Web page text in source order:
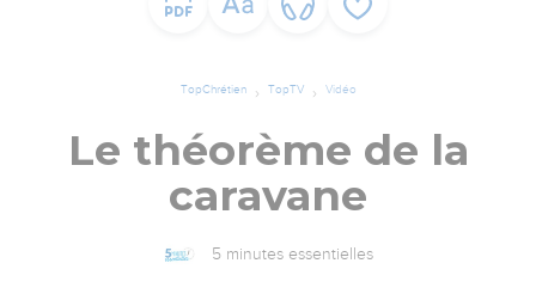
TopChrétien TopTV Vidéo
Le théorème de la
caravane
5 minutes essentielles